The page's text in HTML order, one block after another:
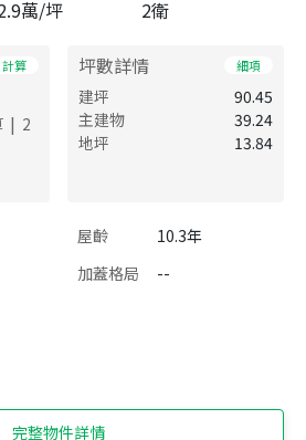
萬/坪 2衛
計算
| 2
坪數詳情 細項
建坪
90.45
主建物
39.24
地坪
13.84
屋齡
10.3年
加蓋格局
--
完整物件詳情